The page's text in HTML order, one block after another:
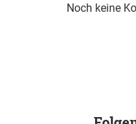
Noch keine